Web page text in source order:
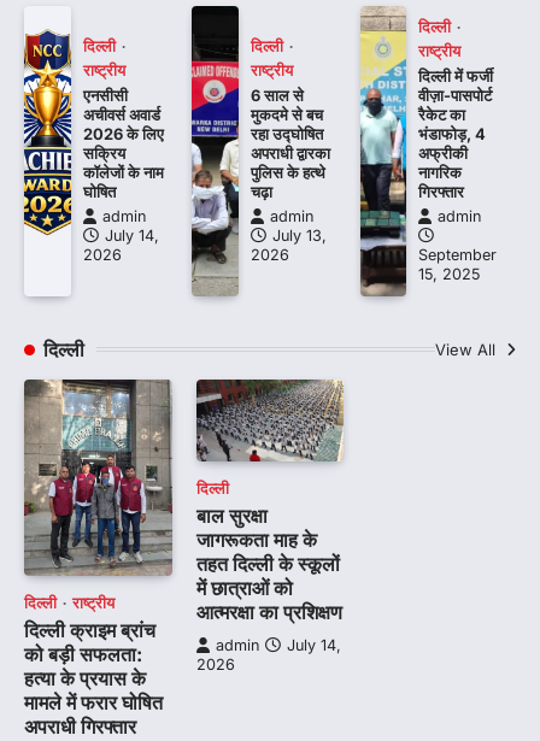
दिल्ली
राष्ट्रीय
एनसीसी
अचीवर्स अवार्ड
2026 के लिए
सक्रिय
कॉलेजों के नाम
घोषित
admin
July 14,
2026
दिल्ली
राष्ट्रीय
6 साल से
मुकदमे से बच
रहा उद्घोषित
अपराधी द्वारका
पुलिस के हत्थे
चढ़ा
admin
July 13,
2026
दिल्ली
राष्ट्रीय
दिल्ली में फर्जी
वीज़ा-पासपोर्ट
रैकेट का
भंडाफोड़, 4
अफ्रीकी
नागरिक
गिरफ्तार
admin
September
15, 2025
दिल्ली View All
दिल्ली राष्ट्रीय
दिल्ली क्राइम ब्रांच
को बड़ी सफलता:
हत्या के प्रयास के
मामले में फरार घोषित
अपराधी गिरफ्तार
दिल्ली
बाल सुरक्षा
जागरूकता माह के
तहत दिल्ली के स्कूलों
में छात्राओं को
आत्मरक्षा का प्रशिक्षण
admin
July 14,
2026